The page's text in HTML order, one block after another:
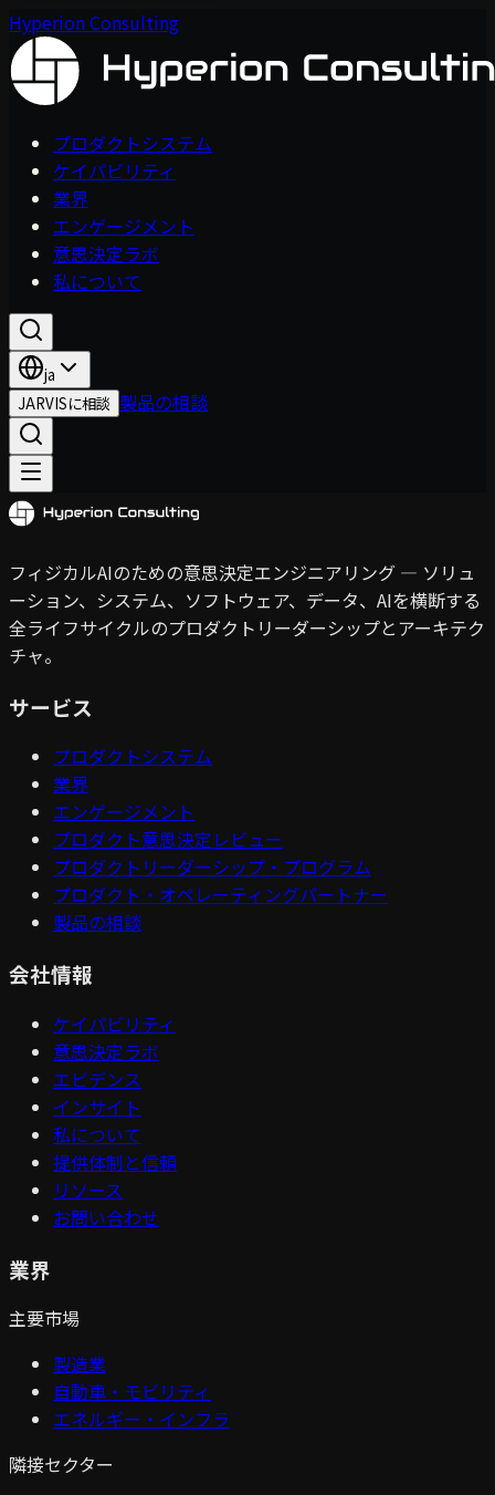
Hyperion Consulting
プロダクトシステム
ケイパビリティ
業界
エンゲージメント
意思決定ラボ
私について
ja
JARVISに相談 製品の相談
フィジカルAIのための意思決定エンジニアリング — ソリュ
ーション、システム、ソフトウェア、データ、AIを横断する
全ライフサイクルのプロダクトリーダーシップとアーキテク
チャ。
サービス
プロダクトシステム
業界
エンゲージメント
プロダクト意思決定レビュー
プロダクトリーダーシップ・プログラム
プロダクト・オペレーティングパートナー
製品の相談
会社情報
ケイパビリティ
意思決定ラボ
エビデンス
インサイト
私について
提供体制と信頼
リソース
お問い合わせ
業界
主要市場
製造業
自動車・モビリティ
エネルギー・インフラ
隣接セクター